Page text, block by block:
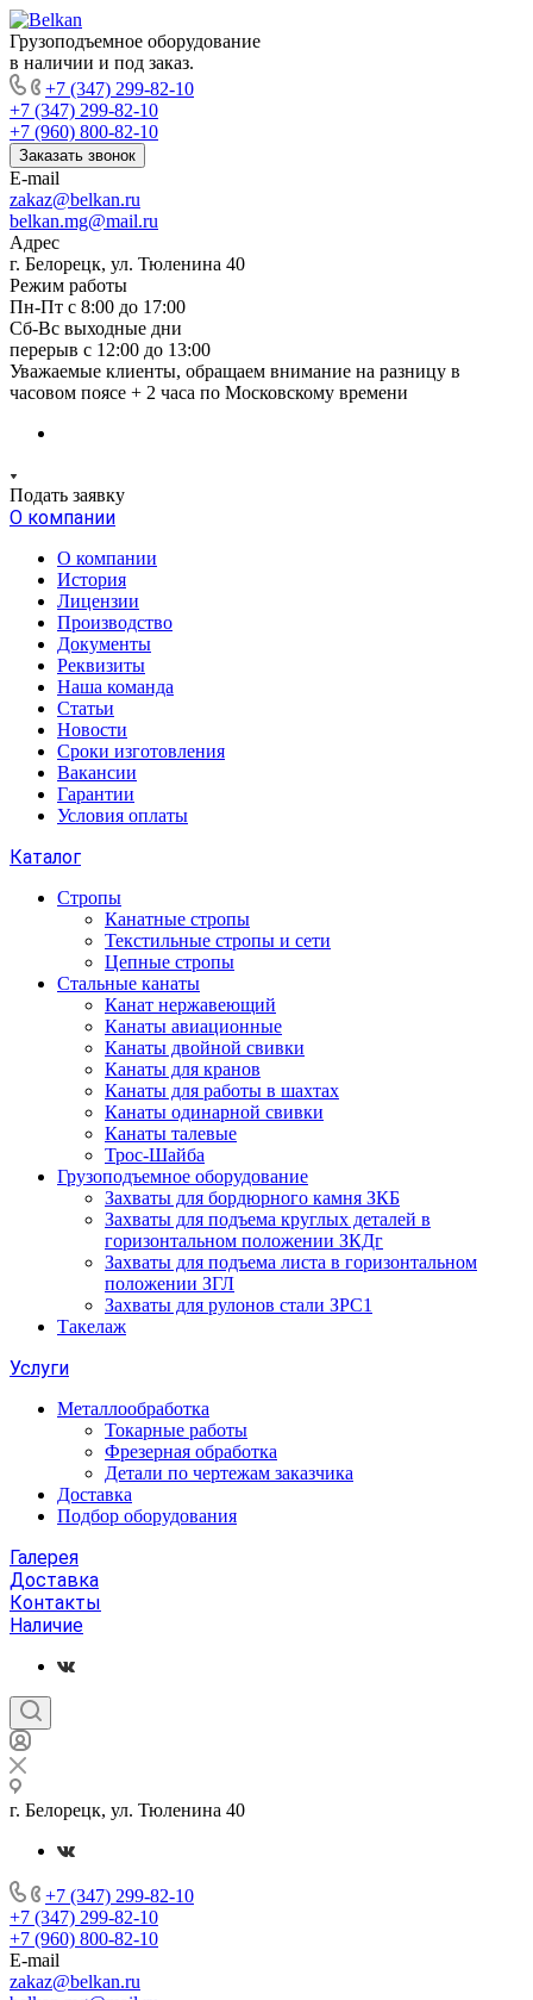
Грузоподъемное оборудование
в наличии и под заказ.
+7 (347) 299-82-10
+7 (347) 299-82-10
+7 (960) 800-82-10
Заказать звонок
E-mail
zakaz@belkan.ru
belkan.mg@mail.ru
Адрес
г. Белорецк, ул. Тюленина 40
Режим работы
Пн-Пт с 8:00 до 17:00
Сб-Вс выходные дни
перерыв с 12:00 до 13:00
Уважаемые клиенты, обращаем внимание на разницу в
часовом поясе + 2 часа по Московскому времени
Подать заявку
О компании
О компании
История
Лицензии
Производство
Документы
Реквизиты
Наша команда
Статьи
Новости
Сроки изготовления
Вакансии
Гарантии
Условия оплаты
Каталог
Стропы
Канатные стропы
Текстильные стропы и сети
Цепные стропы
Стальные канаты
Канат нержавеющий
Канаты авиационные
Канаты двойной свивки
Канаты для кранов
Канаты для работы в шахтах
Канаты одинарной свивки
Канаты талевые
Трос-Шайба
Грузоподъемное оборудование
Захваты для бордюрного камня ЗКБ
Захваты для подъема круглых деталей в
горизонтальном положении ЗКДг
Захваты для подъема листа в горизонтальном
положении ЗГЛ
Захваты для рулонов стали ЗРС1
Такелаж
Услуги
Металлообработка
Токарные работы
Фрезерная обработка
Детали по чертежам заказчика
Доставка
Подбор оборудования
Галерея
Доставка
Контакты
Наличие
г. Белорецк, ул. Тюленина 40
+7 (347) 299-82-10
+7 (347) 299-82-10
+7 (960) 800-82-10
E-mail
zakaz@belkan.ru